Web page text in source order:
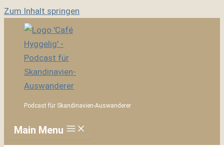
Zum Inhalt springen
Podcast für Skandinavien-Auswanderer
Main Menu